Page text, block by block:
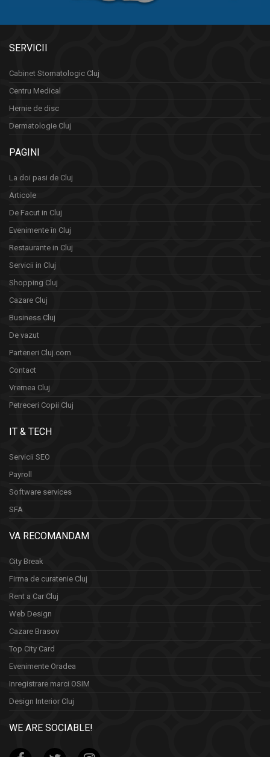
SERVICII
Cabinet Stomatologic Cluj
Centru Medical
Hernie de disc
Dermatologie Cluj
PAGINI
La doi pasi de Cluj
Articole
De Facut in Cluj
Evenimente în Cluj
Restaurante in Cluj
Servicii in Cluj
Shopping Cluj
Cazare Cluj
Business Cluj
De vazut
Parteneri Cluj.com
Contact
Vremea Cluj
Petreceri Copii Cluj
IT & TECH
Servicii SEO
Payroll
Software services
SFA
VA RECOMANDAM
City Break
Firma de curatenie Cluj
Rent a Car Cluj
Web Design
Cazare Brasov
Top City Card
Evenimente Oradea
Inregistrare marci OSIM
Design Interior Cluj
WE ARE SOCIABLE!